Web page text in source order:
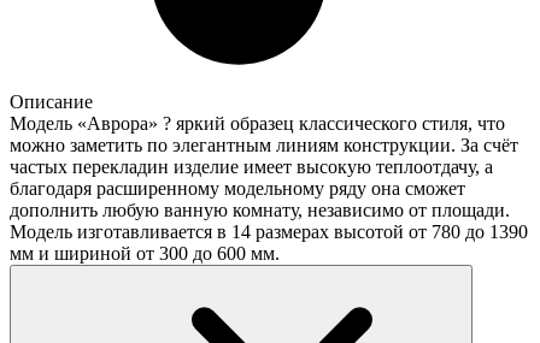
Описание
Модель «Аврора» ? яркий образец классического стиля, что
можно заметить по элегантным линиям конструкции. За счёт
частых перекладин изделие имеет высокую теплоотдачу, а
благодаря расширенному модельному ряду она сможет
дополнить любую ванную комнату, независимо от площади.
Модель изготавливается в 14 размерах высотой от 780 до 1390
мм и шириной от 300 до 600 мм.